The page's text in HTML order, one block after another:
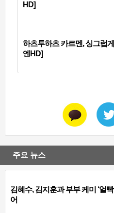
HD]
하츠투하츠 카르멘, 싱그럽
엔HD]
주요 뉴스
김혜수, 김지훈과 부부 케미 ‘얼
어